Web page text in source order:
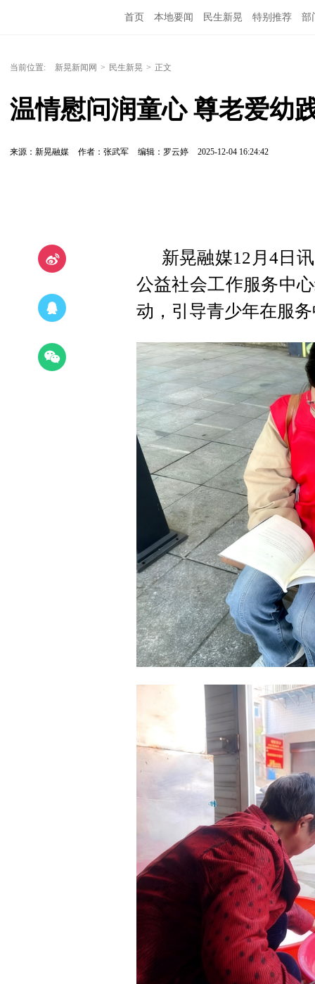
首页 本地要闻 民生新晃 特别推荐 部
当前位置: 新晃新闻网 > 民生新晃 > 正文
温情慰问润童心 尊老爱幼
来源：新晃融媒 作者：张武军 编辑：罗云婷 2025-12-04 16:24:42
新晃融媒12月4日
公益社会工作服务中
动，引导青少年在服